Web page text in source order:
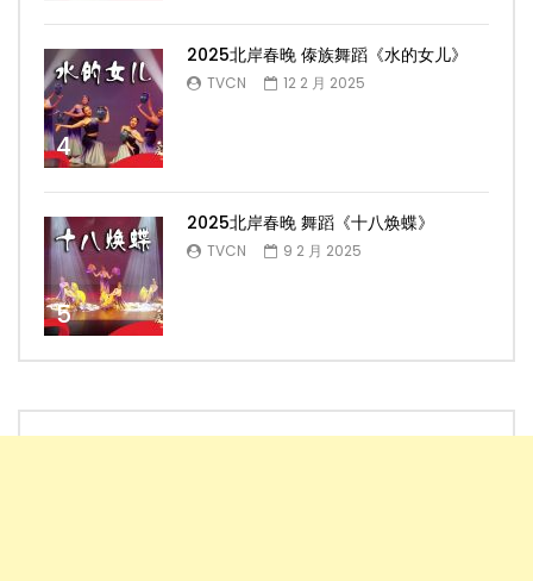
4
2025北岸春晚 傣族舞蹈《水的女儿》
TVCN 12 2 月 2025
5
2025北岸春晚 舞蹈《十八焕蝶》
TVCN 9 2 月 2025